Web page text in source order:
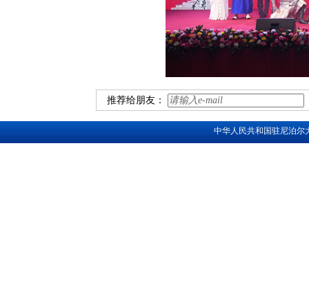
推荐给朋友：
中华人民共和国驻尼泊尔